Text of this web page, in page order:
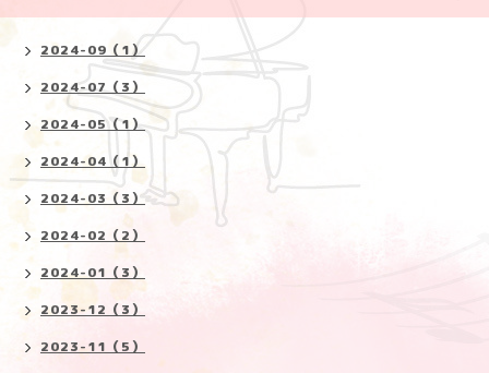
2024-09（1）
2024-07（3）
2024-05（1）
2024-04（1）
2024-03（3）
2024-02（2）
2024-01（3）
2023-12（3）
2023-11（5）